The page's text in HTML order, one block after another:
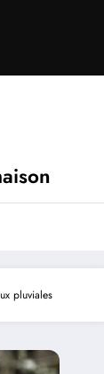
pluviales